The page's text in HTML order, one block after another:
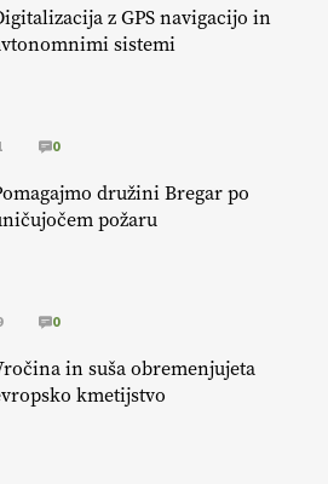
logično: ekološko oljarstvo
logično: ekološka kmetija
LIGA PRVAKOV: POMLADITEV
EKIPE
LIGA PRVAKOV: UKRAJINA vs.
logično: ekološka kmetija
z GPS navigacijo in
sistemi
0
družini Bregar po
požaru
0
in suša obremenjujeta
kmetijstvo